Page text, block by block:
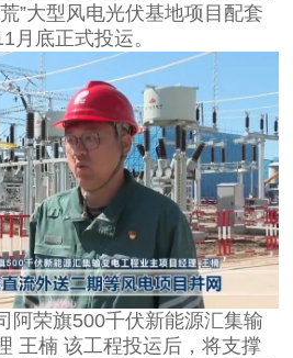
”大型风电光伏基地项目配套
月底正式投运。
阿荣旗500千伏新能源汇集输
王楠 该工程投运后，将支撑